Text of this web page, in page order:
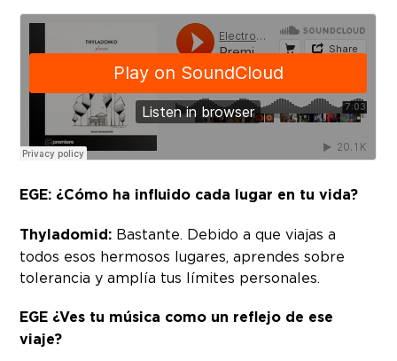
EGE: ¿Cómo ha influido cada lugar en tu vida?
Thyladomid: Bastante. Debido a que viajas a
todos esos hermosos lugares, aprendes sobre
tolerancia y amplía tus límites personales.
EGE ¿Ves tu música como un reflejo de ese
viaje?